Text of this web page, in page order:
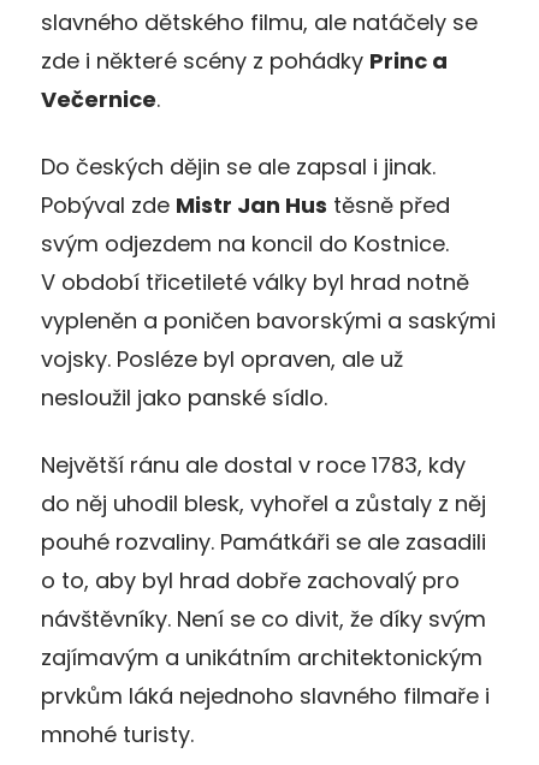
slavného dětského filmu, ale natáčely se
zde i některé scény z pohádky Princ a
Večernice.
Do českých dějin se ale zapsal i jinak.
Pobýval zde Mistr Jan Hus těsně před
svým odjezdem na koncil do Kostnice.
V období třicetileté války byl hrad notně
vypleněn a poničen bavorskými a saskými
vojsky. Posléze byl opraven, ale už
nesloužil jako panské sídlo.
Největší ránu ale dostal v roce 1783, kdy
do něj uhodil blesk, vyhořel a zůstaly z něj
pouhé rozvaliny. Památkáři se ale zasadili
o to, aby byl hrad dobře zachovalý pro
návštěvníky. Není se co divit, že díky svým
zajímavým a unikátním architektonickým
prvkům láká nejednoho slavného filmaře i
mnohé turisty.